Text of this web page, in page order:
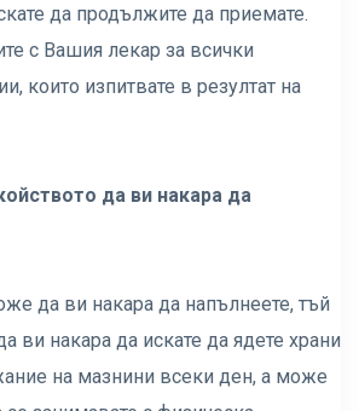
да продължите да приемате.
с Вашия лекар за всички
които изпитвате в резултат на
да ви накара да
да ви накара да напълнеете, тъй
ви накара да искате да ядете храни
на мазнини всеки ден, а може